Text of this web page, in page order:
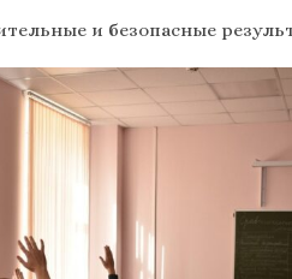
и безопасные